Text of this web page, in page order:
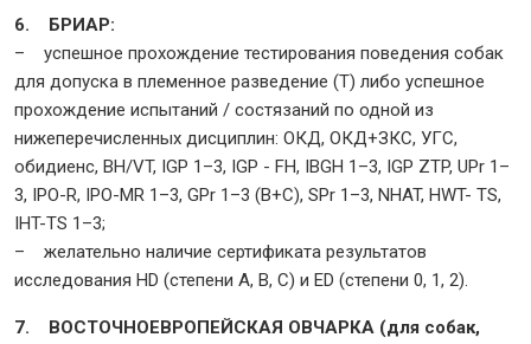
6. БРИАР:
– успешное прохождение тестирования поведения собак
для допуска в племенное разведение (Т) либо успешное
прохождение испытаний / состязаний по одной из
нижеперечисленных дисциплин: ОКД, ОКД+ЗКС, УГС,
обидиенс, BH/VT, IGP 1–3, IGP - FH, IBGH 1–3, IGP ZTP, UPr 1–
3, IPO-R, IPO-MR 1–3, GPr 1–3 (B+C), SPr 1–3, NHAT, HWT- TS,
IHT-TS 1–3;
– желательно наличие сертификата результатов
исследования HD (степени A, B, C) и ED (степени 0, 1, 2).
7. ВОСТОЧНОЕВРОПЕЙСКАЯ ОВЧАРКА (для собак,